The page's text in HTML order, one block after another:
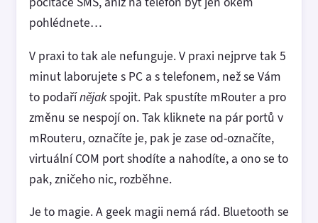
pohlédnete…
V praxi to tak ale nefunguje. V praxi nejprve tak 5
minut laborujete s PC a s telefonem, než se Vám
to podařínějakspojit. Pak spustíte mRouter a pro
změnu se nespojí on. Tak kliknete na pár portů v
mRouteru, označíte je, pak je zase od-označíte,
virtuální COM port shodíte a nahodíte, a ono se to
pak, zničeho nic, rozběhne.
Je to magie. A geek magii nemá rád. Bluetooth se